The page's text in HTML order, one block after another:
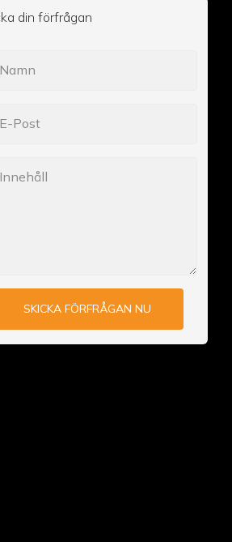
din förfrågan
Namn
E-Post
Innehåll
SKICKA FÖRFRÅGAN NU